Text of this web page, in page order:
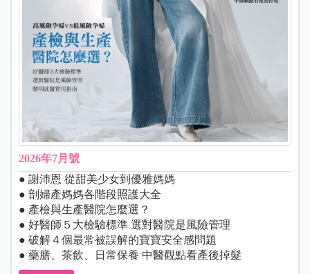
2026年7月號
● 謝沛恩 從甜美少女到優雅媽媽
● 剖婦產媽媽各階段照護大全
● 產檢與生產醫院怎麼選？
● 好醫師５大檢驗標準 選對醫院是風險管理
● 破解４個最常被誤解的寶寶安全感問題
● 藥膳、茶飲、日常保養 中醫觀點看產後掉髮